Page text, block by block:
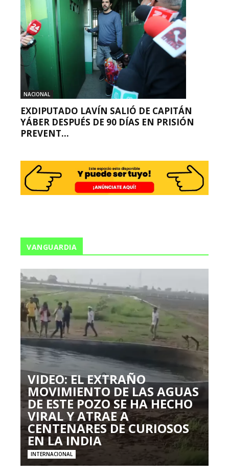
NACIONAL
EXDIPUTADO LAVÍN SALIÓ DE CAPITÁN
YÁBER DESPUÉS DE 90 DÍAS EN PRISIÓN
PREVENT...
VANGUARDIA
VIDEO: EL EXTRAÑO
MOVIMIENTO DE LAS AGUAS
DE ESTE POZO SE HA HECHO
VIRAL Y ATRAE A
CENTENARES DE CURIOSOS
EN LA INDIA
INTERNACIONAL